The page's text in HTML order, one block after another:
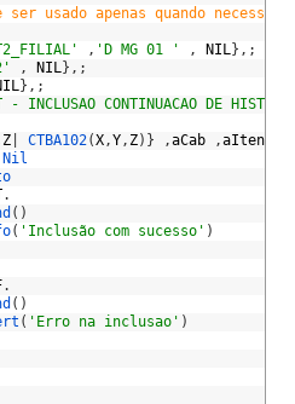
usado apenas quando
, 'D MG 01 ' , NIL} , ;
, NIL} , ;
} , ;
- INCLUSAO CONTINUACAO DE
Z CTBA102(X,Y, Z) } ,aCab ,aItens
Nil
.
( )
( 'Inclusão com sucesso' )
.
( )
( 'Erro na inclusao' )